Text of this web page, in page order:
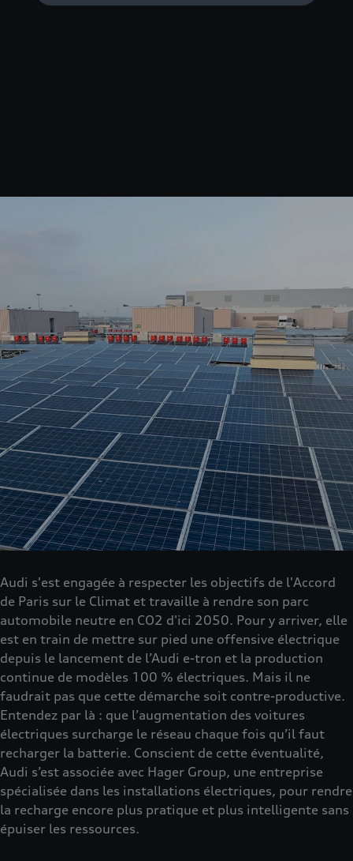
Audi s'est engagée à respecter les objectifs de l'Accord
de Paris sur le Climat et travaille à rendre son parc
automobile neutre en CO2 d'ici 2050. Pour y arriver, elle
est en train de mettre sur pied une offensive électrique
depuis le lancement de l’Audi e-tron et la production
continue de modèles 100 % électriques. Mais il ne
faudrait pas que cette démarche soit contre-productive.
Entendez par là : que l’augmentation des voitures
électriques surcharge le réseau chaque fois qu’il faut
recharger la batterie. Conscient de cette éventualité,
Audi s’est associée avec Hager Group, une entreprise
spécialisée dans les installations électriques, pour rendre
la recharge encore plus pratique et plus intelligente sans
épuiser les ressources.